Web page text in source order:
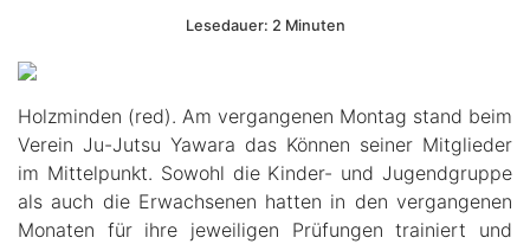
Lesedauer: 2 Minuten
Holzminden (red). Am vergangenen Montag stand beim
Verein Ju-Jutsu Yawara das Können seiner Mitglieder
im Mittelpunkt. Sowohl die Kinder- und Jugendgruppe
als auch die Erwachsenen hatten in den vergangenen
Monaten für ihre jeweiligen Prüfungen trainiert und